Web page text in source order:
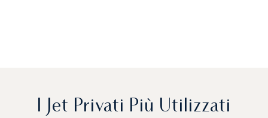
I Jet Privati Più Utilizzati